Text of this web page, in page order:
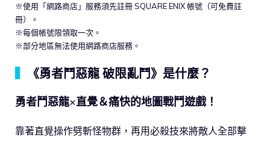
※使用「網路商店」服務須先註冊 SQUARE ENIX 帳號（可免費註
冊）。
※每個帳號限領取一次。
※部分地區無法使用網路商店服務。
《勇者鬥惡龍 破限亂鬥》是什麼？
勇者鬥惡龍×直覺＆痛快的地圖戰鬥遊戲！
靠著直覺操作劈斬怪物群，再用必殺技來將敵人全部擊